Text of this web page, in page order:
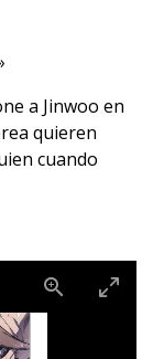
a Jinwoo en
quieren
cuando